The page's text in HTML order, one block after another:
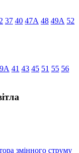
37 40 47А 48 49А 52
41 43 45 51 55 56
змінного струму